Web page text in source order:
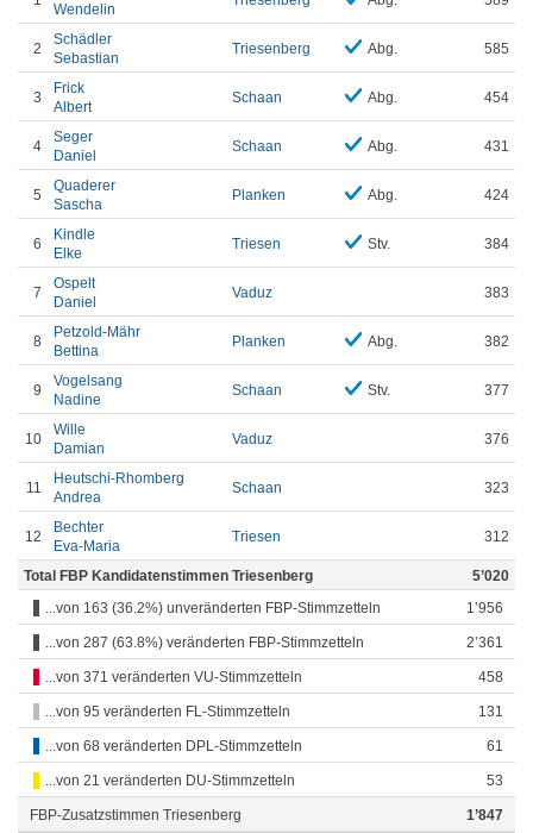
Wendelin
2
Schädler
Sebastian
Triesenberg Abg. 585
3
Frick
Albert
Schaan Abg. 454
4
Seger
Daniel
Schaan Abg. 431
5
Quaderer
Sascha
Planken Abg. 424
6
Kindle
Elke
Triesen Stv. 384
7
Ospelt
Daniel
Vaduz 383
8
Petzold-Mähr
Bettina
Planken Abg. 382
9
Vogelsang
Nadine
Schaan Stv. 377
10
Wille
Damian
Vaduz 376
11
Heutschi-Rhomberg
Andrea
Schaan 323
12
Bechter
Eva-Maria
Triesen 312
Total FBP Kandidatenstimmen Triesenberg
5’020
...von 163 (36.2%) unveränderten FBP-Stimmzetteln
1’956
...von 287 (63.8%) veränderten FBP-Stimmzetteln 2’361
...von 371 veränderten VU-Stimmzetteln 458
...von 95 veränderten FL-Stimmzetteln 131
...von 68 veränderten DPL-Stimmzetteln 61
...von 21 veränderten DU-Stimmzetteln 53
FBP-Zusatzstimmen Triesenberg 1’847